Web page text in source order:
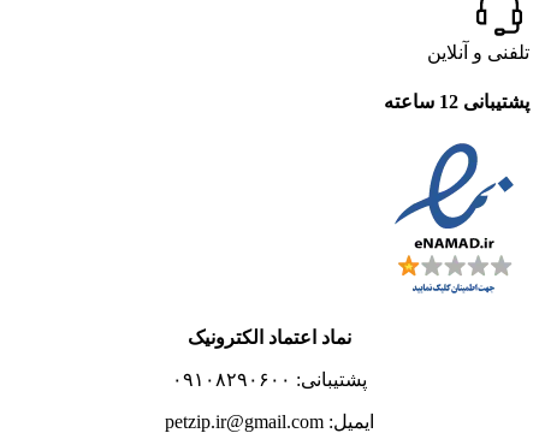
تلفنی و آنلاین
پشتیبانی 12 ساعته
نماد اعتماد الکترونیک
پشتیبانی: ۰۹۱۰۸۲۹۰۶۰۰
ایمیل: petzip.ir@gmail.com